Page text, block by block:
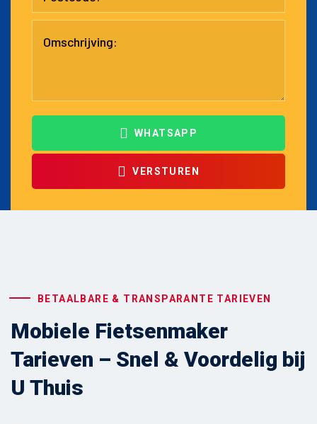
WHATSAPP
VERSTUREN
BETAALBARE & TRANSPARANTE TARIEVEN
Mobiele Fietsenmaker
Tarieven – Snel & Voordelig bij
U Thuis